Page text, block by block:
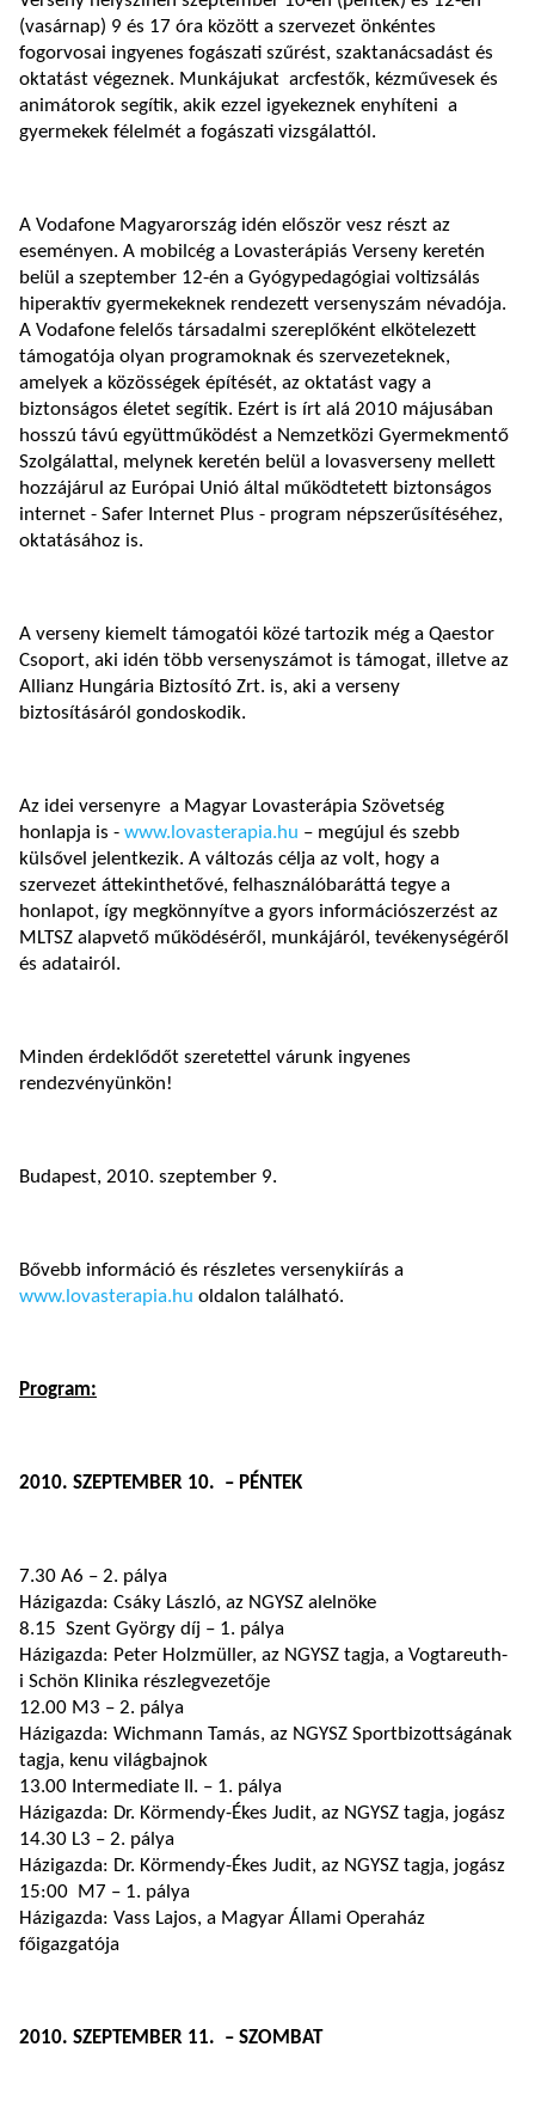
(vasárnap) 9 és 17 óra között a szervezet önkéntes
fogorvosai ingyenes fogászati szűrést, szaktanácsadást és
oktatást végeznek. Munkájukat arcfestők, kézművesek és
animátorok segítik, akik ezzel igyekeznek enyhíteni a
gyermekek félelmét a fogászati vizsgálattól.
A Vodafone Magyarország idén először vesz részt az
eseményen. A mobilcég a Lovasterápiás Verseny keretén
belül a szeptember 12-én a Gyógypedagógiai voltizsálás
hiperaktív gyermekeknek rendezett versenyszám névadója.
A Vodafone felelős társadalmi szereplőként elkötelezett
támogatója olyan programoknak és szervezeteknek,
amelyek a közösségek építését, az oktatást vagy a
biztonságos életet segítik. Ezért is írt alá 2010 májusában
hosszú távú együttműködést a Nemzetközi Gyermekmentő
Szolgálattal, melynek keretén belül a lovasverseny mellett
hozzájárul az Európai Unió által működtetett biztonságos
internet - Safer Internet Plus - program népszerűsítéséhez,
oktatásához is.
A verseny kiemelt támogatói közé tartozik még a Qaestor
Csoport, aki idén több versenyszámot is támogat, illetve az
Allianz Hungária Biztosító Zrt. is, aki a verseny
biztosításáról gondoskodik.
Az idei versenyre a Magyar Lovasterápia Szövetség
honlapja is - www.lovasterapia.hu – megújul és szebb
külsővel jelentkezik. A változás célja az volt, hogy a
szervezet áttekinthetővé, felhasználóbaráttá tegye a
honlapot, így megkönnyítve a gyors információszerzést az
MLTSZ alapvető működéséről, munkájáról, tevékenységéről
és adatairól.
Minden érdeklődőt szeretettel várunk ingyenes
rendezvényünkön!
Budapest, 2010. szeptember 9.
Bővebb információ és részletes versenykiírás a
www.lovasterapia.hu oldalon található.
Program:
2010. SZEPTEMBER 10. – PÉNTEK
7.30 A6 – 2. pálya
Házigazda: Csáky László, az NGYSZ alelnöke
8.15 Szent György díj – 1. pálya
Házigazda: Peter Holzmüller, az NGYSZ tagja, a Vogtareuth-
i Schön Klinika részlegvezetője
12.00 M3 – 2. pálya
Házigazda: Wichmann Tamás, az NGYSZ Sportbizottságának
tagja, kenu világbajnok
13.00 Intermediate II. – 1. pálya
Házigazda: Dr. Körmendy-Ékes Judit, az NGYSZ tagja, jogász
14.30 L3 – 2. pálya
Házigazda: Dr. Körmendy-Ékes Judit, az NGYSZ tagja, jogász
15:00 M7 – 1. pálya
Házigazda: Vass Lajos, a Magyar Állami Operaház
főigazgatója
2010. SZEPTEMBER 11. – SZOMBAT